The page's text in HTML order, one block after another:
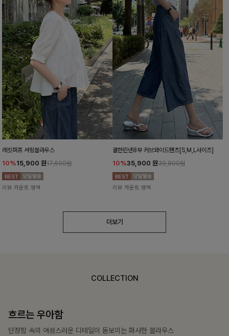
레킷퍼프 셔링블라우스
10%15,900 원17,600원
리뷰 카운트 영역
쿨한린넨8부 커브와이드팬츠[S,M,L사이즈]
10%35,900 원39,800원
리뷰 카운트 영역
더보기
COLLECTION
가벼운 계절감
탄탄한 소재와 깔끔한 핏, 매일 손이 가는 데일리 티셔츠